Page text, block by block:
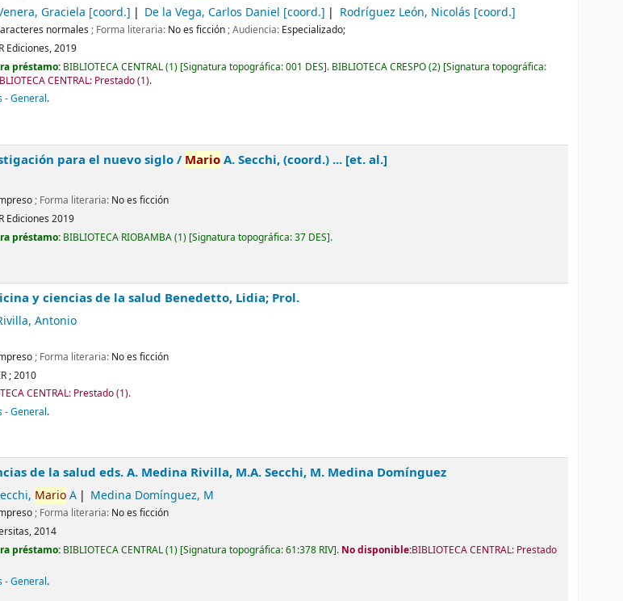
Graciela [coord.] De la Vega, Carlos Daniel [coord.] Rodríguez León, Nicolás [coord.]
normales; Forma literaria: No es ficción; Audiencia: Especializado;
Ediciones,2019
préstamo: BIBLIOTECA CENTRAL(1) Signatura topográfica:001 DES . BIBLIOTECA CRESPO(2) Signatura topográfica:
CENTRAL: Prestado(1).
- General.
para el nuevo siglo / MarioA. Secchi, (coord.) ... [et. al.]
; Forma literaria: No es ficción
Ediciones 2019
préstamo: BIBLIOTECA RIOBAMBA(1) Signatura topográfica:37 DES .
y ciencias de la salud Benedetto, Lidia; Prol.
Antonio
; Forma literaria: No es ficción
;2010
CENTRAL: Prestado(1).
- General.
de la saludeds. A. Medina Rivilla, M.A. Secchi, M. Medina Domínguez
MarioA Medina Domínguez, M
; Forma literaria: No es ficción
2014
préstamo: BIBLIOTECA CENTRAL(1) Signatura topográfica:61:378 RIV . No disponible:BIBLIOTECA CENTRAL: Prestado
- General.